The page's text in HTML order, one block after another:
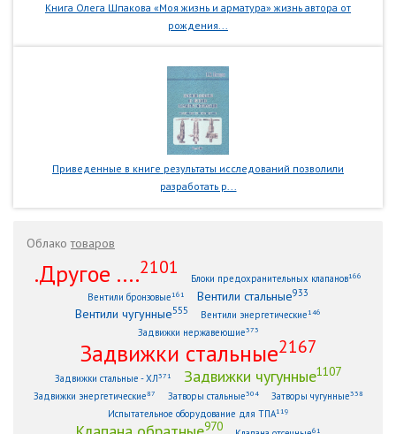
Книга Олега Шпакова «Моя жизнь и арматура» жизнь автора от
рождения...
Приведенные в книге результаты исследований позволили
разработать р...
Облакотоваров
.Другое ....2101
Блоки предохранительных клапанов166
Вентили бронзовые161 Вентили стальные933
Вентили чугунные555 Вентили энергетические146
Задвижки нержавеющие373
Задвижки стальные2167
Задвижки стальные - ХЛ371 Задвижки чугунные1107
Задвижки энергетические87 Затворы стальные304 Затворы чугунные338
Испытательное оборудование для ТПА119
970 61